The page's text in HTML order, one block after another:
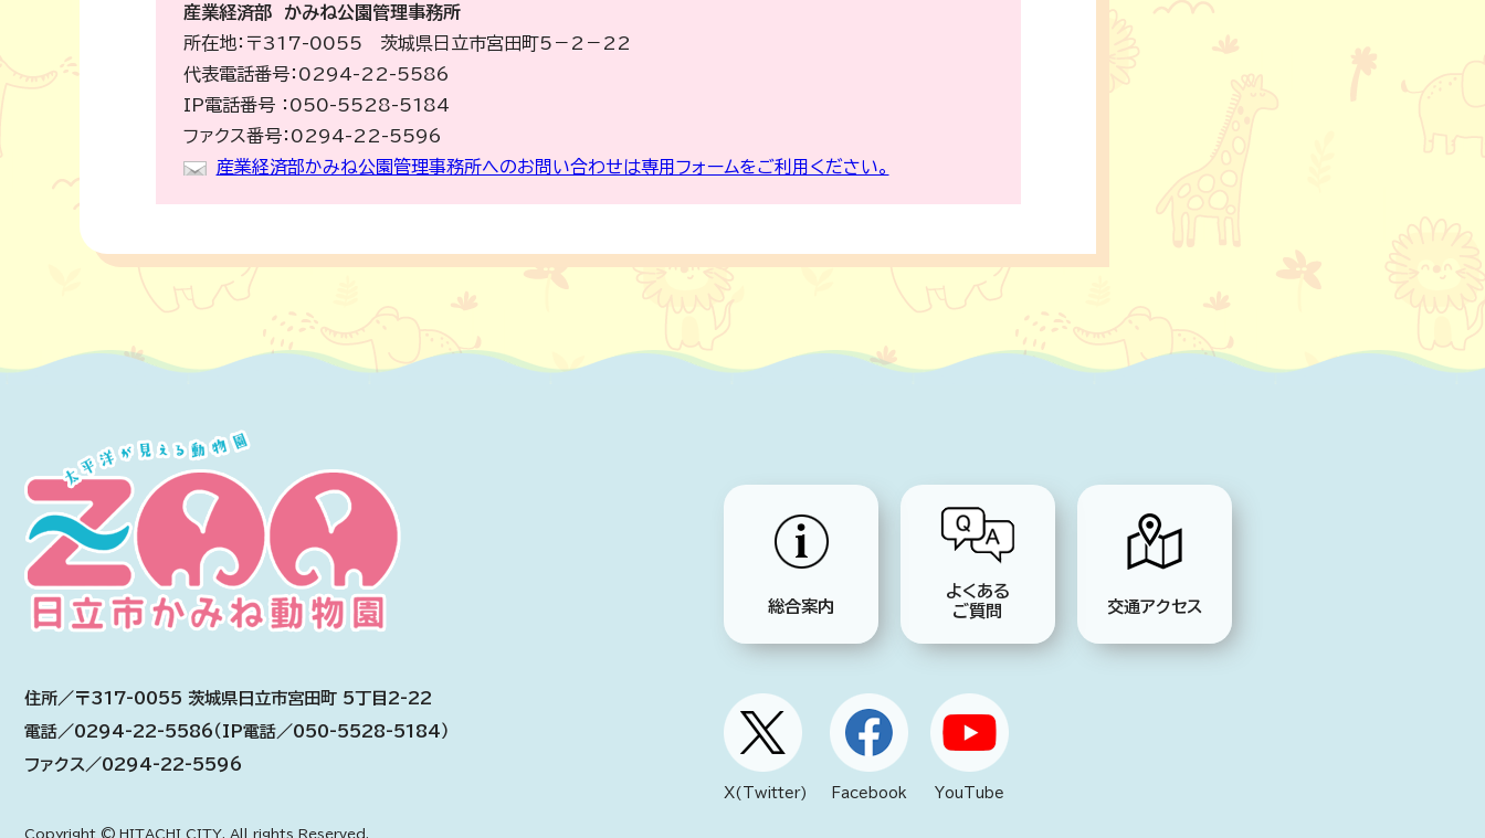
産業経済部 かみね公園管理事務所
所在地：〒317-0055 茨城県日立市宮田町5－2－22
代表電話番号：0294-22-5586
IP電話番号 ：050-5528-5184
ファクス番号：0294-22-5596
産業経済部かみね公園管理事務所へのお問い合わせは専用フォームをご利用ください。
住所／〒317-0055 茨城県日立市宮田町 5丁目2-22
電話／0294-22-5586（IP電話／050-5528-5184）
ファクス／0294-22-5596
Copyright © HITACHI CITY. All rights Reserved.
総合案内
よくある
ご質問
交通アクセス
X(Twitter) Facebook YouTube